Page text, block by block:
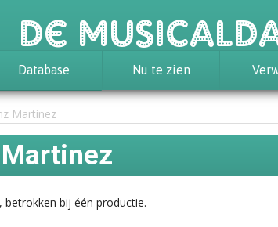
De
Database
Achtergrond
Awards
Statistieken
Nu te zien
Martinez
betrokken bij één productie.